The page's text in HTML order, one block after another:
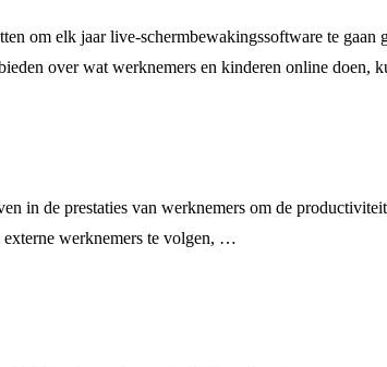
om elk jaar live-schermbewakingssoftware te
over wat werknemers en kinderen online doen,
in de prestaties van werknemers om de
externe werknemers te volgen, …